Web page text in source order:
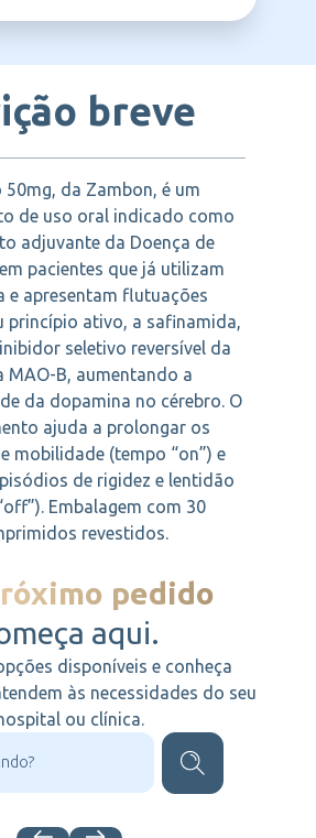
Também é contraindicado
graves.
breve
50mg, da Zambon, é um
de uso oral indicado como
adjuvante da Doença de
pacientes que já utilizam
e apresentam flutuações
princípio ativo, a safinamida,
seletivo reversível da
MAO-B, aumentando a
da dopamina no cérebro. O
ajuda a prolongar os
mobilidade (tempo “on”) e
de rigidez e lentidão
Embalagem com 30
revestidos.
pedido
aqui.
disponíveis e conheça
às necessidades do seu
ou clínica.